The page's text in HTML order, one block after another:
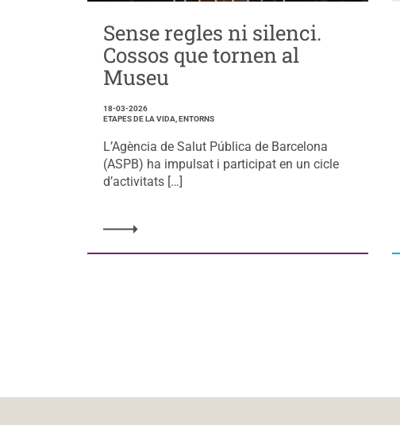
Sense regles ni silenci.
Cossos que tornen al
Museu
18-03-2026
ETAPES DE LA VIDA, ENTORNS
L’Agència de Salut Pública de Barcelona
(ASPB) ha impulsat i participat en un cicle
d’activitats […]